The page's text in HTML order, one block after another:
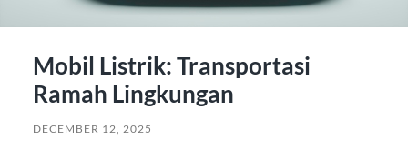
Mobil Listrik: Transportasi
Ramah Lingkungan
DECEMBER 12, 2025